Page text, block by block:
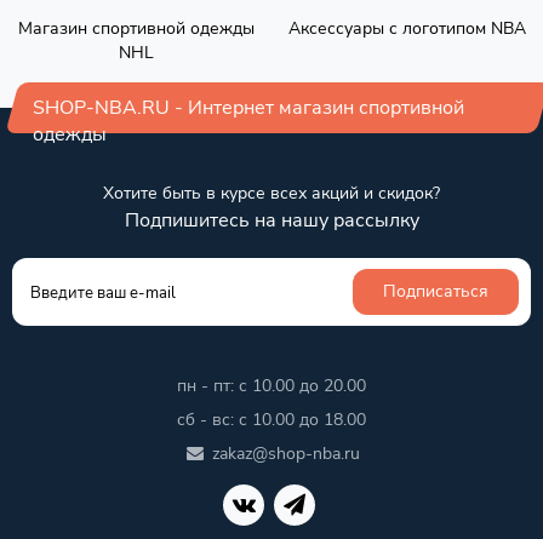
Магазин спортивной одежды
NHL
Аксессуары с логотипом NBA
SHOP-NBA.RU - Интернет магазин спортивной
одежды
Хотите быть в курсе всех акций и скидок?
Подпишитесь на нашу рассылку
Подписаться
пн - пт: с 10.00 до 20.00
сб - вс: с 10.00 до 18.00
zakaz@shop-nba.ru